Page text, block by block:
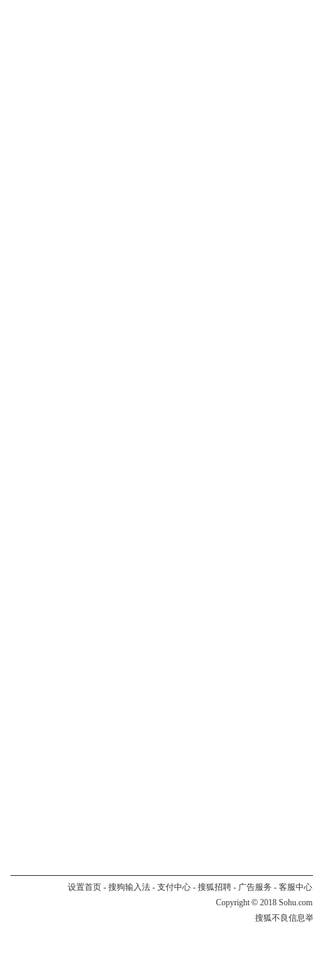
设置首页- 搜狗输入法- 支付中心- 搜狐招聘- 广告服务 - 客服中心
Copyright © 2018
搜狐不良信息